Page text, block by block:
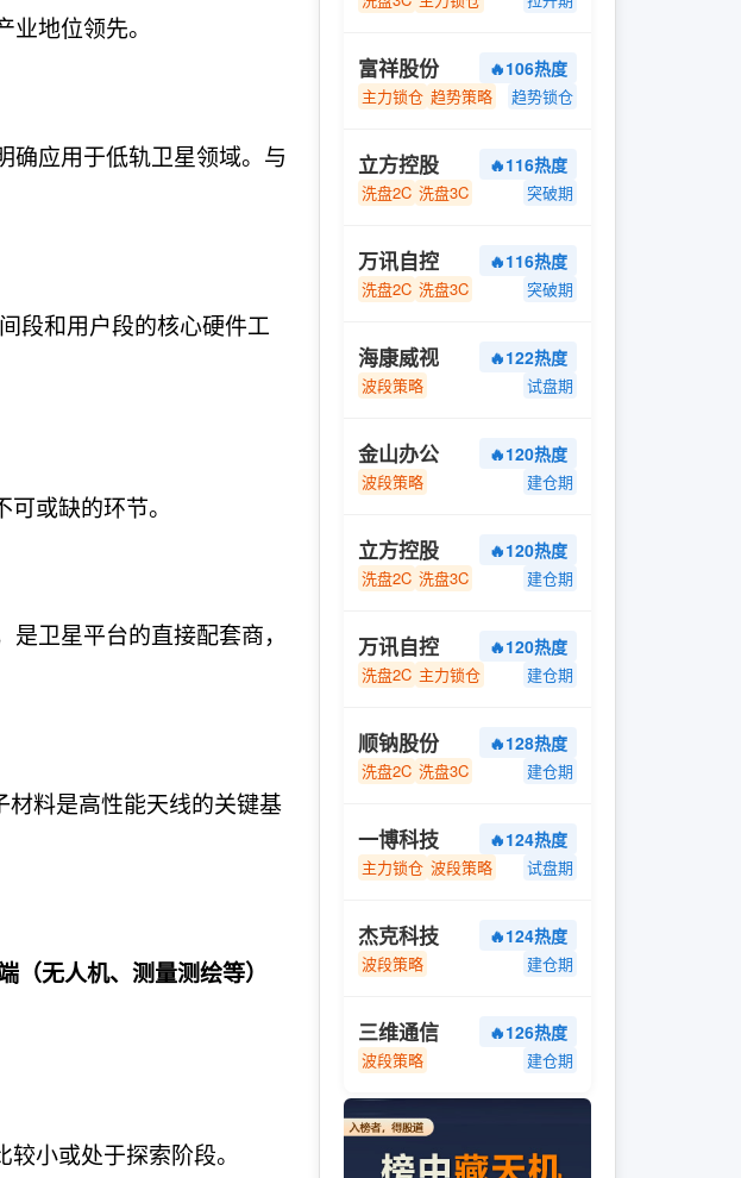
地位领先。
确应用于低轨卫星领域。与
段和用户段的核心硬件工
或缺的环节。
是卫星平台的直接配套商，
料是高性能天线的关键基
（无人机、测量测绘等）
小或处于探索阶段。
富祥股份 🔥106热度
主力锁仓 趋势策略 趋势锁仓
立方控股 🔥116热度
洗盘2C 洗盘3C 突破期
万讯自控 🔥116热度
洗盘2C 洗盘3C 突破期
海康威视 🔥122热度
波段策略 试盘期
金山办公 🔥120热度
波段策略 建仓期
立方控股 🔥120热度
洗盘2C 洗盘3C 建仓期
万讯自控 🔥120热度
洗盘2C 主力锁仓 建仓期
顺钠股份 🔥128热度
洗盘2C 洗盘3C 建仓期
一博科技 🔥124热度
主力锁仓 波段策略 试盘期
杰克科技 🔥124热度
波段策略 建仓期
三维通信 🔥126热度
波段策略 建仓期